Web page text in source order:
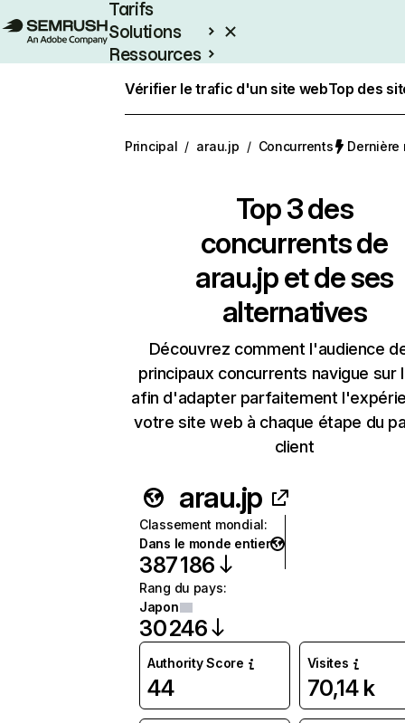
Tarifs
Solutions
Ressources
Vérifier le trafic d'un site webTop des
Principal / arau.jp / Concurrents Dernière
Top 3 des
concurrents de
arau.jp et de ses
alternatives
Découvrez comment l'audience
principaux concurrents navigue sur
afin d'adapter parfaitement
votre site web à chaque étape du
client
arau.jp
Classement mondial:
Dans le monde entier
387 186
Rang du pays:
Japon
30 246
Authority Score
44
Visites
70,14 k